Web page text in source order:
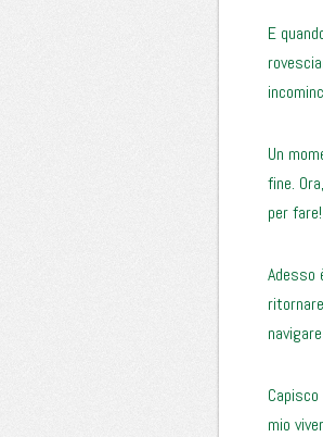
E
Un
fine.
per fare!
Adesso
mio